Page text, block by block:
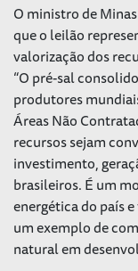
O ministro de
que o leilão
valorização dos
“O pré-sal
produtores
Áreas Não
recursos sejam
investimento,
brasileiros. É um
energética do país
um exemplo de
natural em